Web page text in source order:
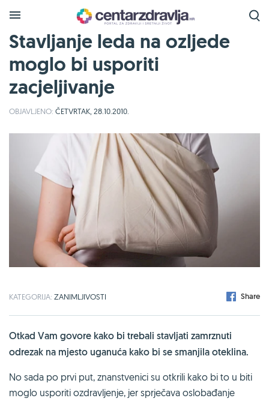
Stavljanje leda na ozljede
moglo bi usporiti
zacjeljivanje
OBJAVLJENO: ČETVRTAK, 28.10.2010.
KATEGORIJA: ZANIMLJIVOSTI Share
Otkad Vam govore kako bi trebali stavljati zamrznuti
odrezak na mjesto uganuća kako bi se smanjila oteklina.
No sada po prvi put, znanstvenici su otkrili kako bi to u biti
moglo usporiti ozdravljenje, jer sprječava oslobađanje